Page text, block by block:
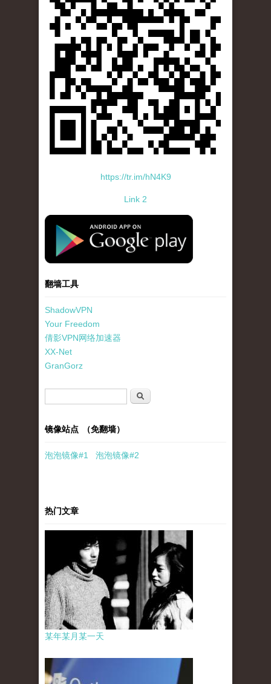
https://tr.im/hN4K9
Link 2
standard-icon-googleplay-app-store.png
翻墙工具
ShadowVPN
Your Freedom
倩影VPN网络加速器
XX-Net
GranGorz
搜索
镜像站点 （免翻墙）
泡泡镜像#1 泡泡镜像#2
热门文章
某年某月某一天